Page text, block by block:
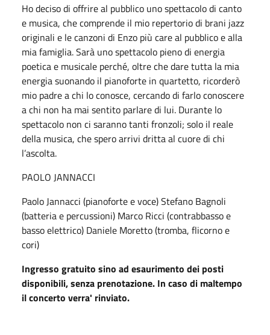
Ho deciso di offrire al pubblico uno spettacolo di canto
e musica, che comprende il mio repertorio di brani jazz
originali e le canzoni di Enzo più care al pubblico e alla
mia famiglia. Sarà uno spettacolo pieno di energia
poetica e musicale perché, oltre che dare tutta la mia
energia suonando il pianoforte in quartetto, ricorderò
mio padre a chi lo conosce, cercando di farlo conoscere
a chi non ha mai sentito parlare di lui. Durante lo
spettacolo non ci saranno tanti fronzoli; solo il reale
della musica, che spero arrivi dritta al cuore di chi
l’ascolta.
PAOLO JANNACCI
Paolo Jannacci (pianoforte e voce) Stefano Bagnoli
(batteria e percussioni) Marco Ricci (contrabbasso e
basso elettrico) Daniele Moretto (tromba, flicorno e
cori)
Ingresso gratuito sino ad esaurimento dei posti
disponibili, senza prenotazione. In caso di maltempo
il concerto verra' rinviato.